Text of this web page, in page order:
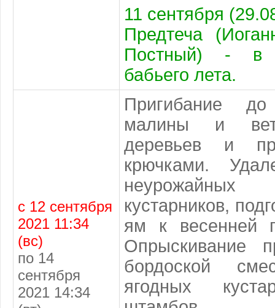
11 сентября
Предтеча
Постный) - в
бабьего лета.
с 12 сентября
2021 11:34
(вс)
по 14
сентября
2021 14:34
Пригибание
малины и
деревьев и
крючками.
кустарников,
ям к весенней
Опрыскивание
бордоской
ягодных